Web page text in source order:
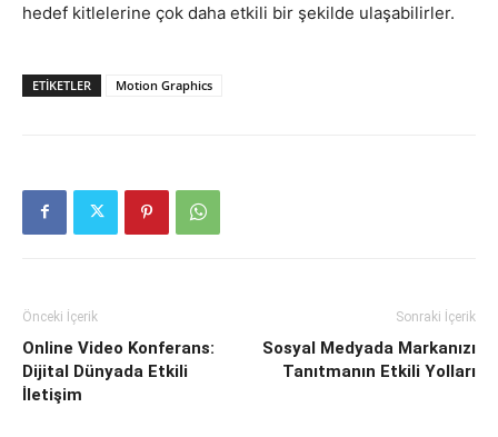
hedef kitlelerine çok daha etkili bir şekilde ulaşabilirler.
ETIKETLER Motion Graphics
Önceki İçerik
Online Video Konferans:
Dijital Dünyada Etkili
İletişim
Sonraki İçerik
Sosyal Medyada Markanızı
Tanıtmanın Etkili Yolları